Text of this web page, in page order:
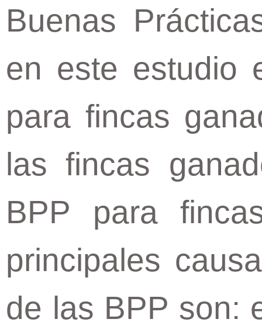
Buenas
en este estudio
para fincas
las fincas
BPP para
principales
de las BPP son: